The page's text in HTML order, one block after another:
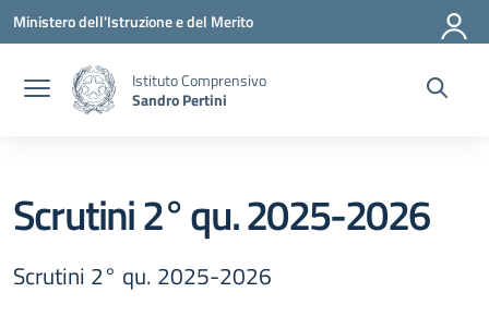
Vai ai contenuti
Vai al menu di navigazione
Vai al footer
Ministero dell'Istruzione e del Merito
Istituto Comprensivo
Sandro Pertini
Scrutini 2° qu. 2025-2026
Scrutini 2° qu. 2025-2026